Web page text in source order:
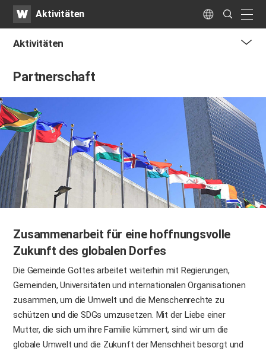
WATVAktivitäten Language
Search
Submit
Aktivitäten
Partnerschaft
Zusammenarbeit für eine hoffnungsvolle
Zukunft des globalen Dorfes
Die Gemeinde Gottes arbeitet weiterhin mit Regierungen,
Gemeinden, Universitäten und internationalen Organisationen
zusammen, um die Umwelt und die Menschenrechte zu
schützen und die SDGs umzusetzen. Mit der Liebe einer
Mutter, die sich um ihre Familie kümmert, sind wir um die
globale Umwelt und die Zukunft der Menschheit besorgt und